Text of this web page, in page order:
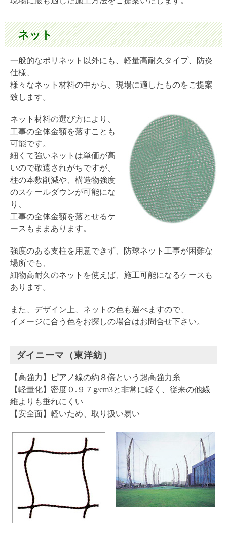
ネット
一般的なポリネット以外にも、軽量高耐久タイプ、防炎
仕様、
様々なネット材料の中から、現場に適したものをご提案
致します。
ネット材料の選び方により、
工事の全体金額を落すことも
可能です。
細くて強いネットは単価が高
いので敬遠されがちですが、
柱の本数削減や、構造物強度
のスケールダウンが可能にな
り、
工事の全体金額を落とせるケ
ースもままあります。
強度のある支柱を用意できず、防球ネット工事が困難な
場所でも、
細物高耐久のネットを使えば、施工可能になるケースも
あります。
また、デザイン上、ネットの色も選べますので、
イメージに合う色をお探しの場合はお問合せ下さい。
ダイニーマ（東洋紡）
【高強力】ピアノ線の約８倍という超高強力糸
【軽量化】密度０.９７g/cm3と非常に軽く、従来の他繊
維よりも垂れにくい
【安全面】軽いため、取り扱い易い